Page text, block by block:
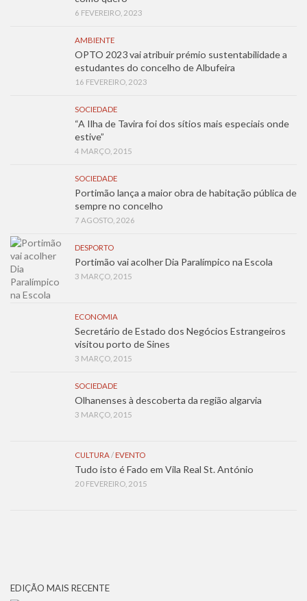
6 FEVEREIRO, 2023
AMBIENTE
OPTO 2023 vai atribuir prémio sustentabilidade a
estudantes do concelho de Albufeira
16 FEVEREIRO, 2023
SOCIEDADE
“A Ilha de Tavira foi dos sítios mais especiais onde
estive”
4 MARÇO, 2015
SOCIEDADE
Portimão lança a maior obra de habitação pública de
sempre no concelho
7 AGOSTO, 2026
DESPORTO
Portimão vai acolher Dia Paralímpico na Escola
3 MARÇO, 2015
ECONOMIA
Secretário de Estado dos Negócios Estrangeiros
visitou porto de Sines
3 MARÇO, 2015
SOCIEDADE
Olhanenses à descoberta da região algarvia
3 MARÇO, 2015
CULTURA/ EVENTO
Tudo isto é Fado em Vila Real St. António
20 FEVEREIRO, 2015
EDIÇÃO MAIS RECENTE